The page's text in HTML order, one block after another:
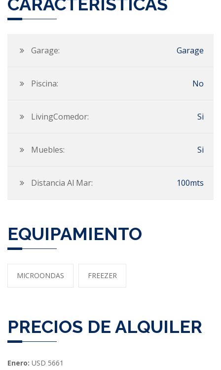
Garage: Garage
Piscina: No
LivingComedor: Si
Muebles: Si
Distancia Al Mar: 100mts
EQUIPAMIENTO
MICROONDAS FREEZER
PRECIOS DE ALQUILER
Enero: USD 5661